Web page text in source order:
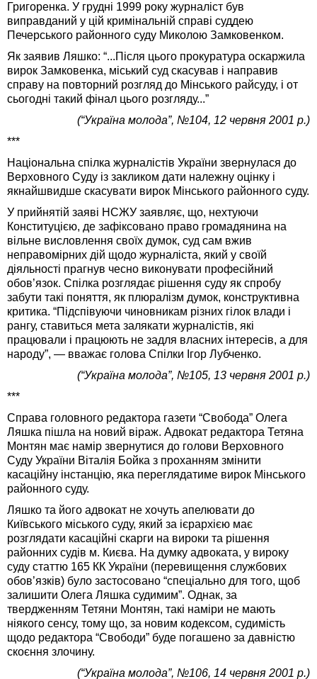
Григоренка. У грудні 1999 року журналіст був
виправданий у цій кримінальній справі суддею
Печерського районного суду Миколою Замковенком.
Як заявив Ляшко: “...Після цього прокуратура оскаржила
вирок Замковенка, міський суд скасував і направив
справу на повторний розгляд до Мінського райсуду, і от
сьогодні такий фінал цього розгляду...”
(“Україна молода”, №104, 12 червня 2001 р.)
***
Національна спілка журналістів України звернулася до
Верховного Суду із закликом дати належну оцінку і
якнайшвидше скасувати вирок Мінського районного суду.
У прийнятій заяві НСЖУ заявляє, що, нехтуючи
Конституцією, де зафіксовано право громадянина на
вільне висловлення своїх думок, суд сам вжив
неправомірних дій щодо журналіста, який у своїй
діяльності прагнув чесно виконувати професійний
обов’язок. Спілка розглядає рішення суду як спробу
забути такі поняття, як плюралізм думок, конструктивна
критика. “Підспівуючи чиновникам різних гілок влади і
рангу, ставиться мета залякати журналістів, які
працювали і працюють не задля власних інтересів, а для
народу”, — вважає голова Спілки Ігор Лубченко.
(“Україна молода”, №105, 13 червня 2001 р.)
***
Справа головного редактора газети “Свобода” Олега
Ляшка пішла на новий віраж. Адвокат редактора Тетяна
Монтян має намір звернутися до голови Верховного
Суду України Віталія Бойка з проханням змінити
касаційну інстанцію, яка переглядатиме вирок Мінського
районного суду.
Ляшко та його адвокат не хочуть апелювати до
Київського міського суду, який за ієрархією має
розглядати касаційні скарги на вироки та рішення
районних судів м. Києва. На думку адвоката, у вироку
суду статтю 165 КК України (перевищення службових
обов’язків) було застосовано “спеціально для того, щоб
залишити Олега Ляшка судимим”. Однак, за
твердженням Тетяни Монтян, такі наміри не мають
ніякого сенсу, тому що, за новим кодексом, судимість
щодо редактора “Свободи” буде погашено за давністю
скоєння злочину.
(“Україна молода”, №106, 14 червня 2001 р.)